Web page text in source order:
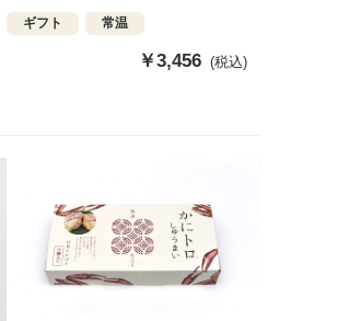
ギフト 常温
販
￥3,456 (税込)